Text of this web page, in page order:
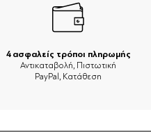
4 ασφαλείς τρόποι πληρωμής
Αντικαταβολή, Πιστωτική
PayPal, Κατάθεση